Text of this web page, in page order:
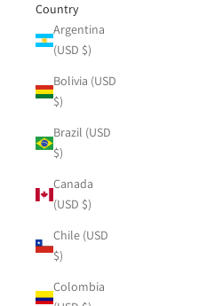
Country
Argentina
(USD $)
Bolivia (USD
$)
Brazil (USD
$)
Canada
(USD $)
Chile (USD
$)
Colombia